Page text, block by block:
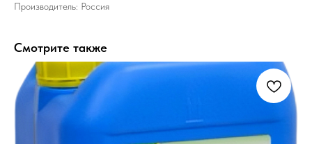
Производитель: Россия
Смотрите также